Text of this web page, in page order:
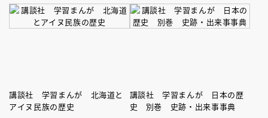
講談社 学習まんが 北海道と
アイヌ民族の歴史
講談社 学習まんが 日本の歴
史 別巻 史跡・出来事事典